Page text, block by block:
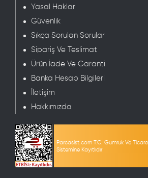
Yasal Haklar
Güvenlik
Sıkça Sorulan Sorular
Sipariş Ve Teslimat
Ürün İade Ve Garanti
Banka Hesap Bilgileri
İletişim
Hakkımızda
Parcasist.com T.C. Gümrük Ve
Sistemine Kayıtlıdır